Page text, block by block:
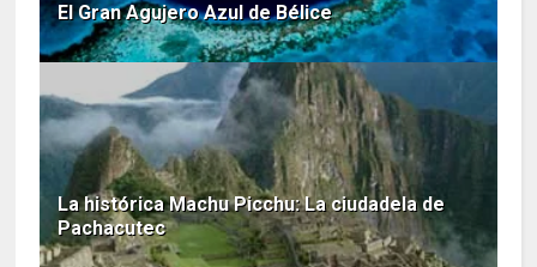
El Gran Agujero Azul de Bélice
La histórica Machu Picchu: La ciudadela de
Pachacutec